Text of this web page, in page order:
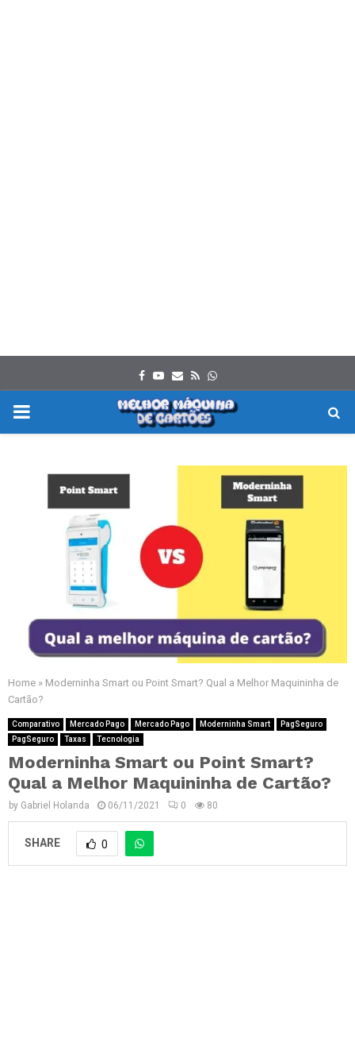
Facebook
Youtube
Email
RssWhatsapp
PRIMARY
Home » Moderninha Smart ou Point Smart? Qual a Melhor Maquininha de
Cartão?
Comparativo Mercado Pago Mercado Pago Moderninha Smart
PagSeguro
PagSeguro
Taxas Tecnologia
Moderninha Smart ou Point Smart?
Qual a Melhor Maquininha de Cartão?
by Gabriel Holanda 06/11/2021 0 80
SHARE 0